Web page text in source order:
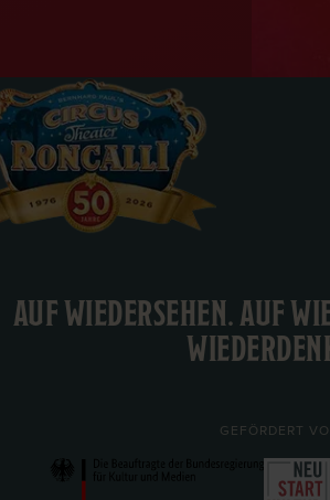
AUF WIEDERSEHEN. AUF
GEFÖRDERT